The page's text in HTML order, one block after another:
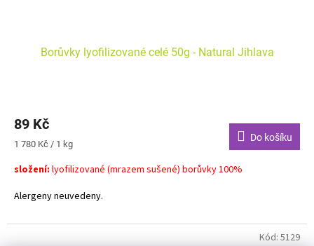
Borůvky lyofilizované celé 50g - Natural Jihlava
89 Kč
Měrná
1 780 Kč / 1 kg
Do košíku
složení: lyofilizované (mrazem sušené) borůvky 100%
Alergeny neuvedeny.
Kód: 5129